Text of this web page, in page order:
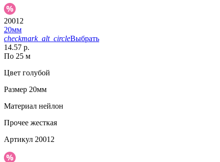
20012
20мм
checkmark_alt_circleВыбрать
14.57 р.
По 25 м
Цвет голубой
Размер 20мм
Материал нейлон
Прочее жесткая
Артикул 20012